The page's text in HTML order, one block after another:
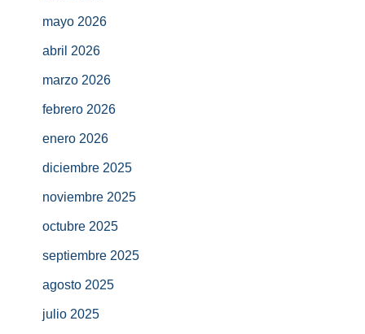
mayo 2026
abril 2026
marzo 2026
febrero 2026
enero 2026
diciembre 2025
noviembre 2025
octubre 2025
septiembre 2025
agosto 2025
julio 2025